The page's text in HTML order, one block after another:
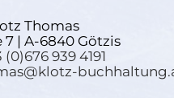
Thomas
7 | A-6840 Götzis
(0)676 939 4191